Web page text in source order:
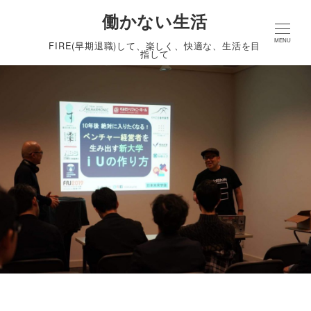
働かない生活
FIRE(早期退職)して、楽しく、快適な、生活を目
指して
MENU